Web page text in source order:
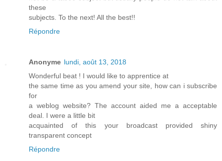
these
subjects. To the next! All the best!!
Répondre
Anonyme lundi, août 13, 2018
Wonderful beat ! I would like to apprentice at
the same time as you amend your site, how can i subscribe
for
a weblog website? The account aided me a acceptable
deal. I were a little bit
acquainted of this your broadcast provided shiny
transparent concept
Répondre